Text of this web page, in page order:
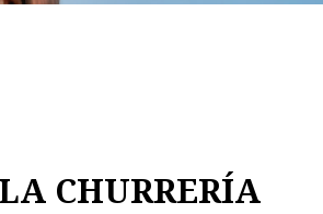
LA CHURRERÍA